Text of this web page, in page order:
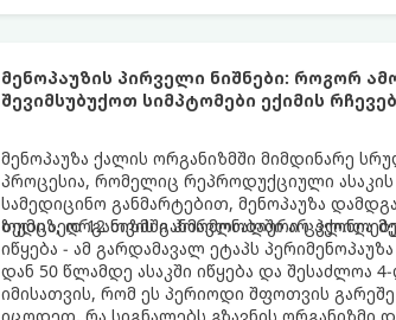
მენოპაუზის პირველი ნიშნები: როგორ
შევიმსუბუქოთ სიმპტომები ექიმის
მენოპაუზა ქალის ორგანიზმში მიმდინარე
პროცესია, რომელიც რეპროდუქციული ასაკის
სამედიცინო განმარტებით, მენოპაუზა
ზედიზედ 12 თვის განმავლობაში არ ჰქონია
თუმცა, ორგანიზმში ჰორმონალური
იწყება - ამ გარდამავალ ეტაპს
დან 50 წლამდე ასაკში იწყება და შესაძლოა
იმისათვის, რომ ეს პერიოდი შფოთვის